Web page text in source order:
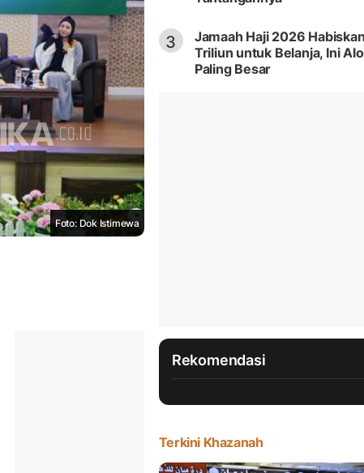
Foto: Dok Istimewa
3
Jamaah Haji 2026
Triliun untuk Belanja, Ini
Paling Besar
Rekomendasi
Terkini Khazanah